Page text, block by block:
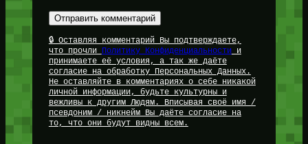
🔒 Оставляя комментарий Вы подтверждаете,
что прочли Политику Конфиденциальностии
принимаете её условия, а так же даёте
согласие на обработку Персональных Данных.
Не оставляйте в комментариях о себе никакой
личной информации, будьте культурны и
вежливы к другим Людям. Вписывая своё имя /
псевдоним / никнейм Вы даёте согласие на
то, что они будут видны всем.